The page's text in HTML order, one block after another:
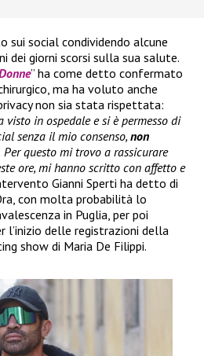
sui social condividendo alcune
dei giorni scorsi sulla sua salute.
” ha come detto confermato
ma ha voluto anche
non sia stata rispettata:
in ospedale e si è permesso di
senza il mio consenso, non
Per questo mi trovo a rassicurare
ore, mi hanno scritto con affetto e
Gianni Sperti ha detto di
con molta probabilità lo
in Puglia, per poi
l’inizio delle registrazioni della
show di Maria De Filippi.